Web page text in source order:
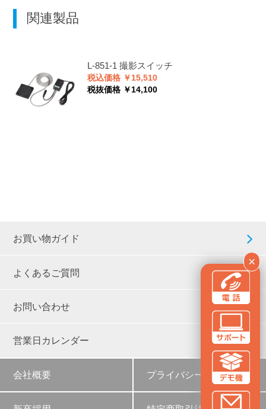
×
関連製品
L-851-1 撮影スイッチ
税込価格 ￥15,510
税抜価格 ￥14,100
お買い物ガイド
よくあるご質問
お問い合わせ
営業日カレンダー
会社概要 プライバシーポリシー